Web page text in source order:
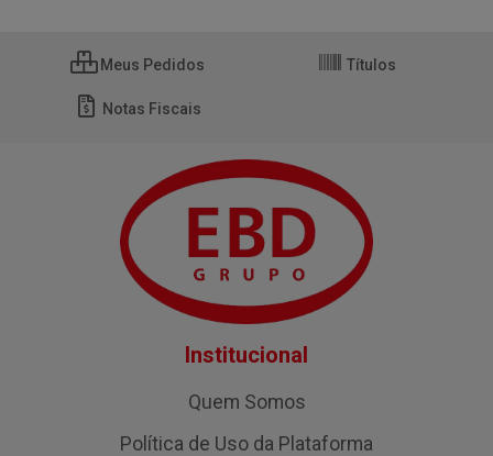
Meus Pedidos Títulos
Notas Fiscais
Institucional
Quem Somos
Política de Uso da Plataforma